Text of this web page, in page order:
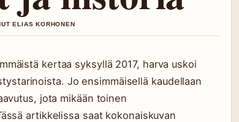
ELIAS KORHONEN
kertaa syksyllä 2017, harva uskoi
Jo ensimmäisellä kaudellaan
jota mikään toinen
artikkelissa saat kokonaiskuvan